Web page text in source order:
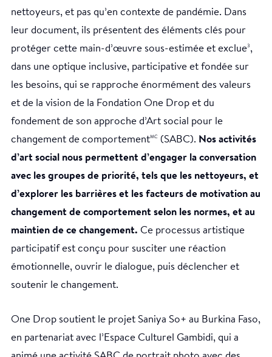
nettoyeurs, et pas qu’en contexte de pandémie. Dans
leur document, ils présentent des éléments clés pour
protéger cette main-d’œuvre sous-estimée et exclue3 ,
dans une optique inclusive, participative et fondée sur
les besoins, qui se rapproche énormément des valeurs
et de la vision de la Fondation One Drop et du
fondement de son approche d’Art social pour le
changement de comportementMC (SABC). Nos activités
d’art social nous permettent d’engager la conversation
avec les groupes de priorité, tels que les nettoyeurs, et
d’explorer les barrières et les facteurs de motivation au
changement de comportement selon les normes, et au
maintien de ce changement. Ce processus artistique
participatif est conçu pour susciter une réaction
émotionnelle, ouvrir le dialogue, puis déclencher et
soutenir le changement.
One Drop soutient le projet Saniya So+ au Burkina Faso,
en partenariat avec l’Espace Culturel Gambidi, qui a